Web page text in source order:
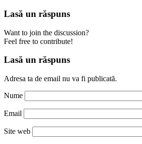
Lasă un răspuns
Want to join the discussion?
Feel free to contribute!
Lasă un răspuns
Adresa ta de email nu va fi publicată.
Nume
Email
Site web